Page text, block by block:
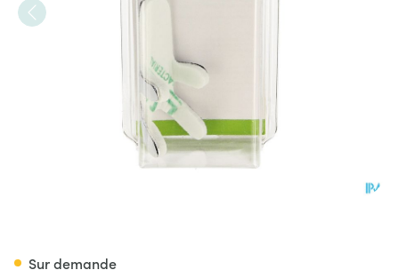
Sur demande